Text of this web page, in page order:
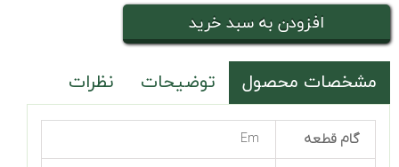
افزودن به سبد خرید
مشخصات محصول توضیحات نظرات
گام قطعه Em